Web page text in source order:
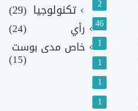
2
46
1
1
1
1
تكنولوجيا (29)
رأي
(24)
خاص مدى بوست
(15)